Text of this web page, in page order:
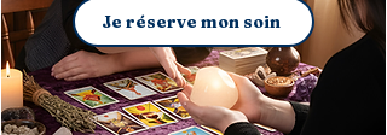
Je réserve mon soin